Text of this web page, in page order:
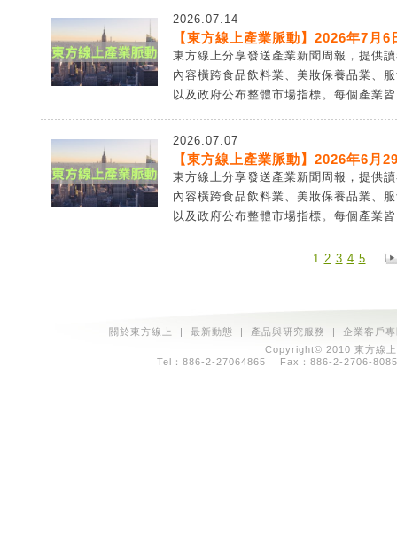
2026.07.14
【東方線上產業脈動】2026年7月
東方線上分享發送產業新聞周報，提供
內容橫跨食品飲料業、美妝保養品業、
以及政府公布整體市場指標。每個產業
2026.07.07
【東方線上產業脈動】2026年6月
東方線上分享發送產業新聞周報，提供
內容橫跨食品飲料業、美妝保養品業、
以及政府公布整體市場指標。每個產業
1 2 3 4 5
關於東方線上 | 最新動態 | 產品與研究服務 | 企業客戶
Copyright© 2010 東方線
Tel：886-2-27064865 Fax：886-2-2706-